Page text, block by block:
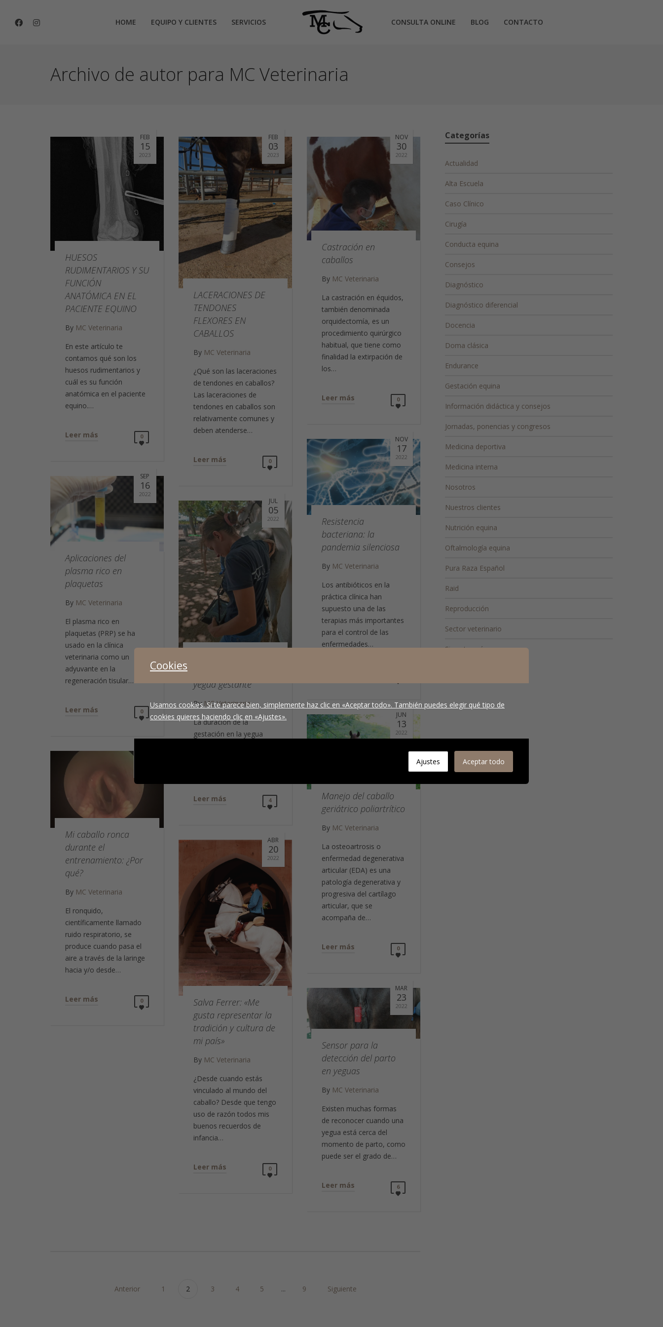
HOME EQUIPO Y CLIENTES SERVICIOS CONSULTA ONLINE BLOG CONTACTO
Archivo de autor para MC Veterinaria
FEB
15
2023
HUESOS
RUDIMENTARIOS Y SU
FUNCIÓN
ANATÓMICA EN EL
PACIENTE EQUINO
By MC Veterinaria
En este artículo te
contamos qué son los
huesos rudimentarios y
cuál es su función
anatómica en el paciente
equino.…
Leer más 0
FEB
03
2023
LACERACIONES DE
TENDONES
FLEXORES EN
CABALLOS
By MC Veterinaria
¿Qué son las laceraciones
de tendones en caballos?
Las laceraciones de
tendones en caballos son
relativamente comunes y
deben atenderse…
Leer más 0
NOV
30
2022
Castración en
caballos
By MC Veterinaria
La castración en équidos,
también denominada
orquidectomía, es un
procedimiento quirúrgico
habitual, que tiene como
finalidad la extirpación de
los…
Leer más 0
NOV
17
2022
Resistencia
bacteriana: la
pandemia silenciosa
By MC Veterinaria
Los antibióticos en la
práctica clínica han
supuesto una de las
terapias más importantes
para el control de las
enfermedades…
SEP
16
2022
Aplicaciones del
plasma rico en
plaquetas
By MC Veterinaria
El plasma rico en
plaquetas (PRP) se ha
usado en la clínica
veterinaria como un
adyuvante en la
regeneración tisular…
Leer más 0
JUL
05
2022
yegua gestante
By MC Veterinaria
La duración de la
gestación en la yegua
Leer más 4
JUN
13
2022
Manejo del caballo
geriátrico poliartrítico
By MC Veterinaria
La osteoartrosis o
enfermedad degenerativa
articular (EDA) es una
patología degenerativa y
progresiva del cartílago
articular, que se
acompaña de…
Leer más 0
Mi caballo ronca
durante el
entrenamiento: ¿Por
qué?
By MC Veterinaria
El ronquido,
científicamente llamado
ruido respiratorio, se
produce cuando pasa el
aire a través de la laringe
hacia y/o desde…
Leer más 0
ABR
20
2022
Salva Ferrer: «Me
gusta representar la
tradición y cultura de
mi país»
By MC Veterinaria
¿Desde cuando estás
vinculado al mundo del
caballo? Desde que tengo
uso de razón todos mis
buenos recuerdos de
infancia…
Leer más 0
MAR
23
2022
Sensor para la
detección del parto
en yeguas
By MC Veterinaria
Existen muchas formas
de reconocer cuando una
yegua está cerca del
momento de parto, como
puede ser el grado de…
Leer más 6
Anterior 1 2 3 4 5 ... 9 Siguiente
Categorías
Actualidad
Alta Escuela
Caso Clínico
Cirugía
Conducta equina
Consejos
Diagnóstico
Diagnóstico diferencial
Docencia
Doma clásica
Endurance
Gestación equina
Información didáctica y consejos
Jornadas, ponencias y congresos
Medicina deportiva
Medicina interna
Nosotros
Nuestros clientes
Nutrición equina
Oftalmología equina
Pura Raza Español
Raid
Reproducción
Sector veterinario
Sin categoría
Cookies
Usamos cookies. Si te parece bien, simplemente haz clic en «Aceptar todo». También puedes elegir qué tipo de
cookies quieres haciendo clic en «Ajustes».
Ajustes Aceptar todo